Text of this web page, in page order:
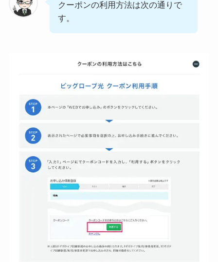
クーポンの利用方法は次の通りで
す。